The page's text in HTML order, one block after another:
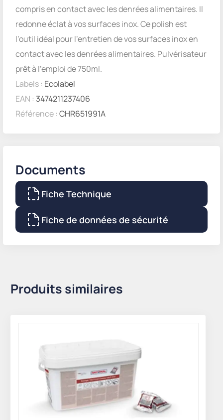
compris en contact avec les denrées alimentaires. Il
redonne éclat à vos surfaces inox. Ce polish est
l’outil idéal pour l’entretien de vos surfaces inox en
contact avec les denrées alimentaires. Pulvérisateur
prêt à l’emploi de 750ml.
Labels : Ecolabel
EAN : 3474211237406
Référence : CHR651991A
Documents
Fiche Technique
Fiche de données de sécurité
Produits similaires